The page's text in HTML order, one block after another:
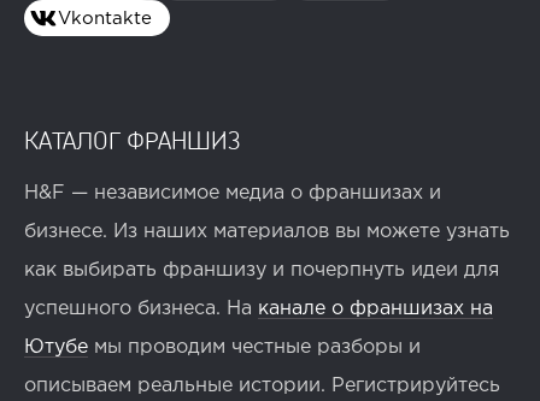
Vkontakte
КАТАЛОГ ФРАНШИЗ
H&F — независимое медиа о франшизах и
бизнесе. Из наших материалов вы можете узнать
как выбирать франшизу и почерпнуть идеи для
успешного бизнеса. На канале о франшизах на
Ютубе мы проводим честные разборы и
описываем реальные истории. Регистрируйтесь